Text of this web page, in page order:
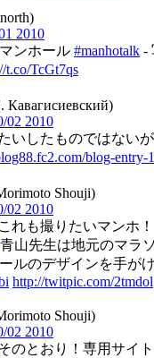
2010
ンホール #manhotalk -
t.co/TcGt7qs
Кавагисиевский)
02 2010
いしたものではない
blog-entry-
Shouji)
02 2010
これも撮りたいマンホ
山先生は地元のマラ
ルのデザインを手が
http://twitpic.com/2tmdol
Shouji)
02 2010
のとおり！専用サイ